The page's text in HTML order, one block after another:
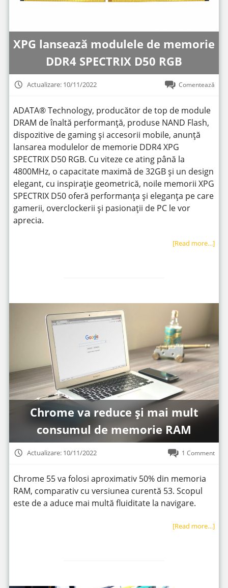
XPG lansează modulele de memorie
DDR4 SPECTRIX D50 RGB
Actualizare: 10/11/2022 Comentează
ADATA® Technology, producător de top de module
DRAM de înaltă performanță, produse NAND Flash,
dispozitive de gaming și accesorii mobile, anunță
lansarea modulelor de memorie DDR4 XPG
SPECTRIX D50 RGB. Cu viteze ce ating până la
4800MHz, o capacitate maximă de 32GB și un design
elegant, cu inspirație geometrică, noile memorii XPG
SPECTRIX D50 oferă performanța și eleganța pe care
gamerii, overclockerii și pasionații de PC le vor
aprecia.
[Read more…]
Chrome va reduce și mai mult
consumul de memorie RAM
Actualizare: 10/11/2022 1 Comment
Chrome 55 va folosi aproximativ 50% din memoria
RAM, comparativ cu versiunea curentă 53. Scopul
este de a aduce mai multă fluiditate la navigare.
[Read more…]